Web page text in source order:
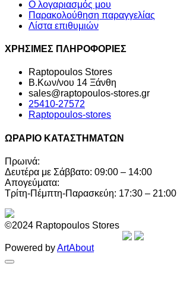
Ο λογαριασμός μου
Παρακολούθηση παραγγελίας
Λίστα επιθυμιών
ΧΡΗΣΙΜΕΣ ΠΛΗΡΟΦΟΡΙΕΣ
Raptopoulos Stores
Β.Κων/νου 14 Ξάνθη
sales@raptopoulos-stores.gr
25410-27572
Raptopoulos-stores
ΩΡΑΡΙΟ ΚΑΤΑΣΤΗΜΑΤΩΝ
Πρωινά:
Δευτέρα με Σάββατο: 09:00 – 14:00
Απογεύματα:
Τρίτη-Πέμπτη-Παρασκεύη: 17:30 – 21:00
©2024 Raptopoulos Stores
Powered byArtAbout